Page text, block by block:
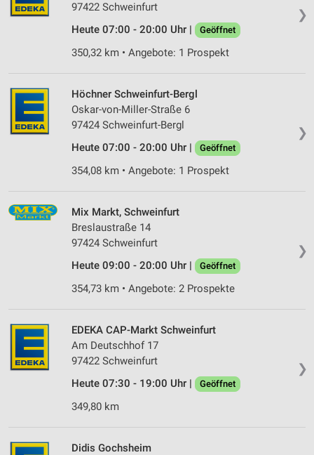
❯
97422 Schweinfurt
Heute 07:00 - 20:00 Uhr |
Geöffnet
350,32 km • Angebote: 1 Prospekt
❯
Höchner Schweinfurt-Bergl
Oskar-von-Miller-Straße 6
97424 Schweinfurt-Bergl
Heute 07:00 - 20:00 Uhr |
Geöffnet
354,08 km • Angebote: 1 Prospekt
❯
Mix Markt, Schweinfurt
Breslaustraße 14
97424 Schweinfurt
Heute 09:00 - 20:00 Uhr |
Geöffnet
354,73 km • Angebote: 2 Prospekte
❯
EDEKA CAP-Markt Schweinfurt
Am Deutschhof 17
97422 Schweinfurt
Heute 07:30 - 19:00 Uhr |
Geöffnet
349,80 km
Didis Gochsheim